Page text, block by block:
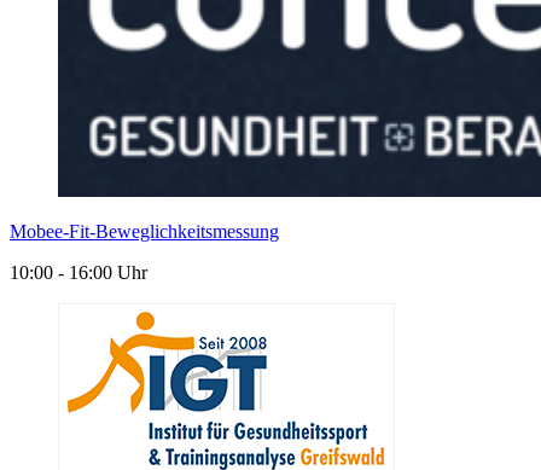
Mobee-Fit-Beweglichkeitsmessung
10:00 - 16:00 Uhr